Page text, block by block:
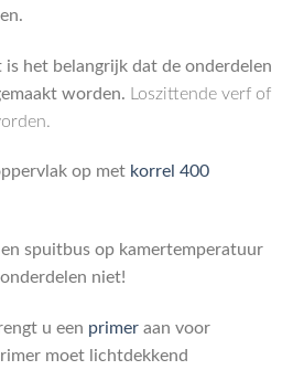
het belangrijk dat de onderdelen
worden. Loszittende verf of
op met korrel 400
spuitbus op kamertemperatuur
niet!
u een primer aan voor
moet lichtdekkend